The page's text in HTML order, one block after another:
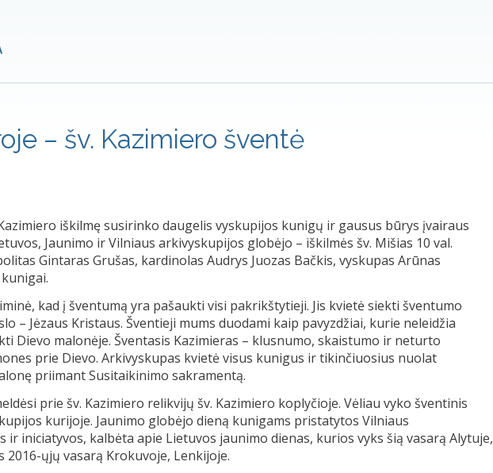
– šv. Kazimiero šventė
iškilmę susirinko daugelis vyskupijos kunigų ir gausus būrys įvairaus
Jaunimo ir Vilniaus arkivyskupijos globėjo – iškilmės šv. Mišias 10 val.
Gintaras Grušas, kardinolas Audrys Juozas Bačkis, vyskupas Arūnas
kad į šventumą yra pašaukti visi pakrikštytieji. Jis kvietė siekti šventumo
– Jėzaus Kristaus. Šventieji mums duodami kaip pavyzdžiai, kurie neleidžia
Dievo malonėje. Šventasis Kazimieras – klusnumo, skaistumo ir neturto
prie Dievo. Arkivyskupas kvietė visus kunigus ir tikinčiuosius nuolat
priimant Susitaikinimo sakramentą.
prie šv. Kazimiero relikvijų šv. Kazimiero koplyčioje. Vėliau vyko šventinis
kurijoje. Jaunimo globėjo dieną kunigams pristatytos Vilniaus
iniciatyvos, kalbėta apie Lietuvos jaunimo dienas, kurios vyks šią vasarą Alytuje,
ųjų vasarą Krokuvoje, Lenkijoje.